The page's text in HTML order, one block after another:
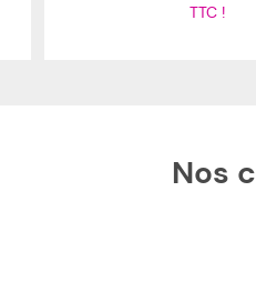
TTC !
Nos